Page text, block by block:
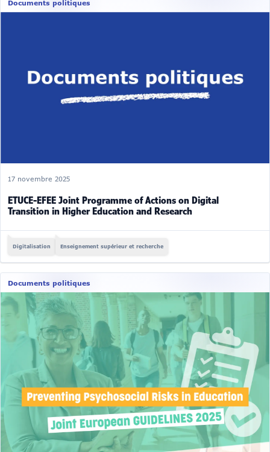
Documents politiques
17 novembre 2025
ETUCE-EFEE Joint Programme of Actions on Digital
Transition in Higher Education and Research
Digitalisation Enseignement supérieur et recherche
Documents politiques